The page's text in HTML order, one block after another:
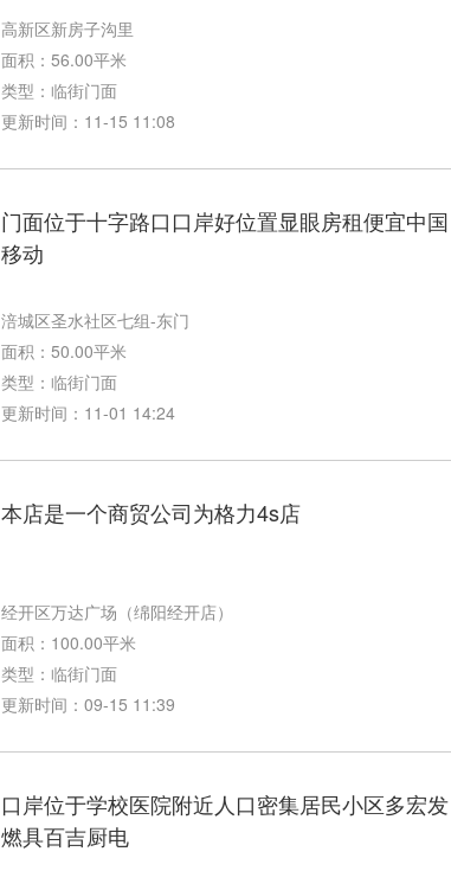
高新区新房子沟里
面积：56.00平米
类型：临街门面
更新时间：11-15 11:08
门面位于十字路口口岸好位置显眼房租便宜中国
移动
涪城区圣水社区七组-东门
面积：50.00平米
类型：临街门面
更新时间：11-01 14:24
本店是一个商贸公司为格力4s店
经开区万达广场（绵阳经开店）
面积：100.00平米
类型：临街门面
更新时间：09-15 11:39
口岸位于学校医院附近人口密集居民小区多宏发
燃具百吉厨电